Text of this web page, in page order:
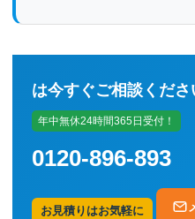
は今すぐご相談くださ
年中無休24時間365日受付！
0120-896-893
お見積りはお気軽に